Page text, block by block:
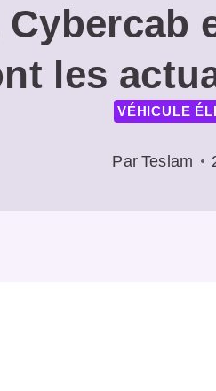
les
VÉHICULE
Par Teslam